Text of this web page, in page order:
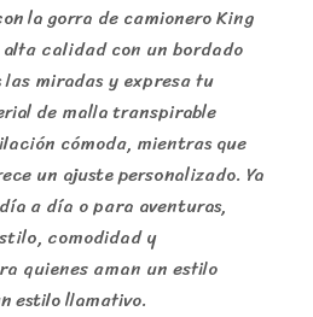
la gorra de camionero King
calidad con un bordado
miradas y expresa tu
de malla transpirable
cómoda, mientras que
un ajuste personalizado. Ya
a día o para aventuras,
comodidad y
quienes aman un estilo
estilo llamativo.